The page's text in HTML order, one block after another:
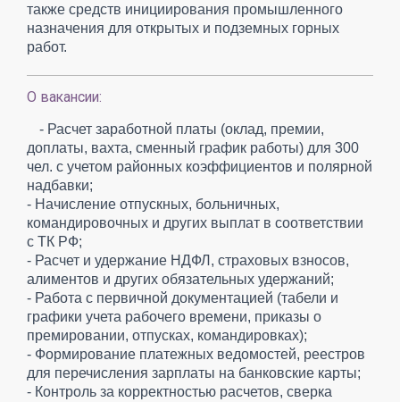
также средств инициирования промышленного
назначения для открытых и подземных горных
работ.
О вакансии:
- Расчет заработной платы (оклад, премии,
доплаты, вахта, сменный график работы) для 300
чел. с учетом районных коэффициентов и полярной
надбавки;
- Начисление отпускных, больничных,
командировочных и других выплат в соответствии
с ТК РФ;
- Расчет и удержание НДФЛ, страховых взносов,
алиментов и других обязательных удержаний;
- Работа с первичной документацией (табели и
графики учета рабочего времени, приказы о
премировании, отпусках, командировках);
- Формирование платежных ведомостей, реестров
для перечисления зарплаты на банковские карты;
- Контроль за корректностью расчетов, сверка